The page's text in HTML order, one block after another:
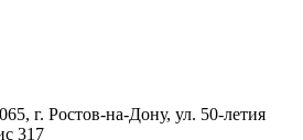
г. Ростов-на-Дону, ул. 50-летия
317